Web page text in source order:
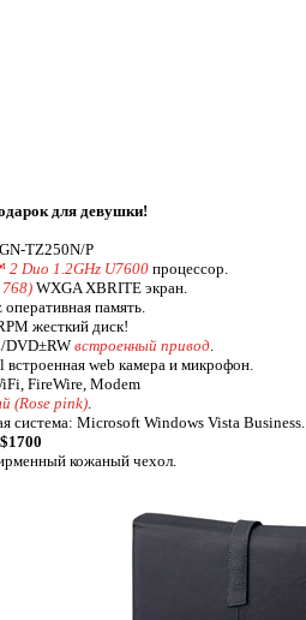
для девушки!
TZ250N/P
Duo 1.2GHz U7600 процессор.
WXGA XBRITE экран.
память.
жесткий диск!
DVD±RWвстроенный привод.
встроенная web камера и микрофон.
FireWire, Modem
(Rose pink).
система: Microsoft Windows Vista Business.
$1700
кожаный чехол.